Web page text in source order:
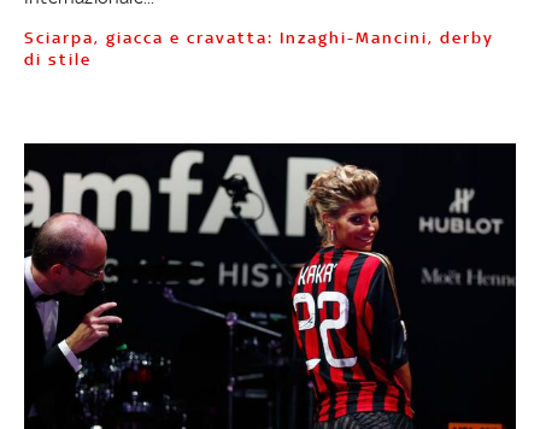
Sciarpa, giacca e cravatta: Inzaghi-Mancini, derby
di stile